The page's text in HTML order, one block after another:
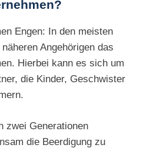
Engen: In den meisten
Angehörigen das
Hierbei kann es sich um
die Kinder, Geschwister
zwei Generationen
die Beerdigung zu